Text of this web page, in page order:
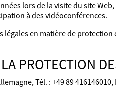
lors de la visite du site
à des vidéoconférences.
en matière de protection
PROTECTION
Tél. : +49 89